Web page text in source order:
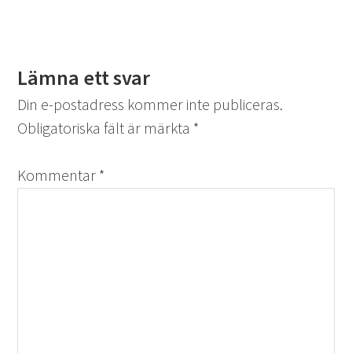
Lämna ett svar
Din e-postadress kommer inte publiceras.
Obligatoriska fält är märkta *
Kommentar*